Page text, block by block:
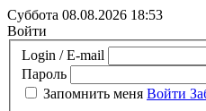
Суббота 08.08.2026 18:53
Войти
Login / E-mail
Пароль
Запомнить меня Войти